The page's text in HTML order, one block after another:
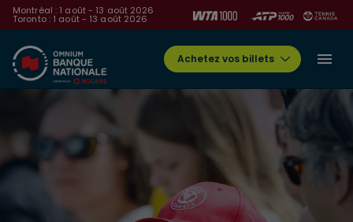
Montréal : 1 août - 13 août 2026
Toronto : 1 août - 13 août 2026
Achetez vos billets